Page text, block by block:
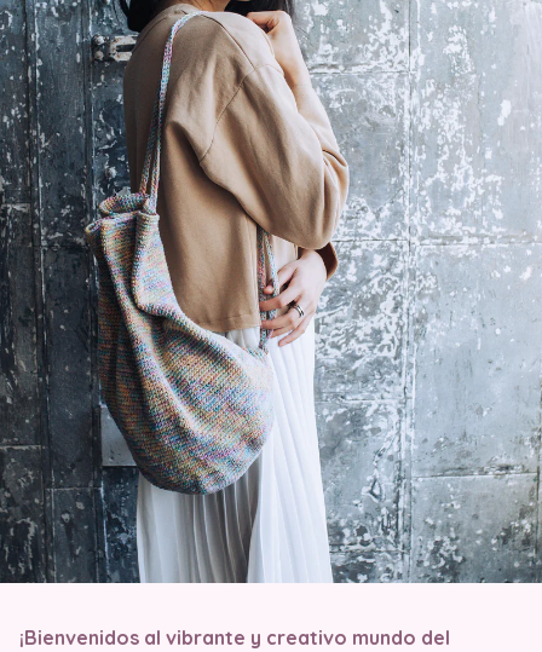
¡Bienvenidos al vibrante y creativo mundo del